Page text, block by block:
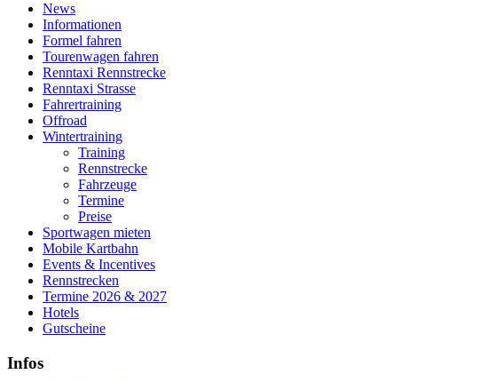
News
Informationen
Formel fahren
Tourenwagen fahren
Renntaxi Rennstrecke
Renntaxi Strasse
Fahrertraining
Offroad
Wintertraining
Training
Rennstrecke
Fahrzeuge
Termine
Preise
Sportwagen mieten
Mobile Kartbahn
Events & Incentives
Rennstrecken
Termine 2026 & 2027
Hotels
Gutscheine
Infos